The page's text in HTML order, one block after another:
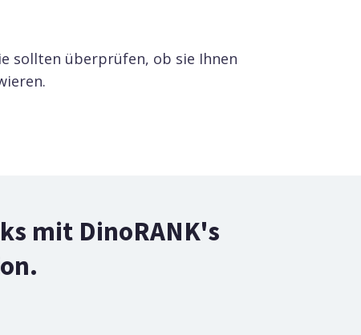
sollten überprüfen, ob sie Ihnen
mit DinoRANK's